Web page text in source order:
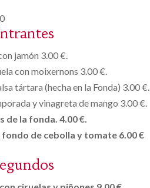
jamón 3.00 €.
con moixernons 3.00 €.
tártara (hecha en la Fonda) 3.00 €.
y vinagreta de mango 3.00 €.
de la fonda. 4.00 €.
fondo de cebolla y tomate 6.00 €